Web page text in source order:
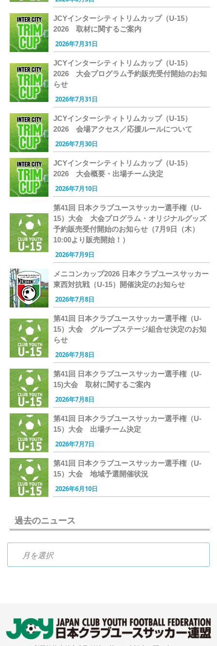
JCYインターシティトリムカップ（U-15）
2026 取材に関するご案内
2026年7月31日
JCYインターシティトリムカップ（U-15）
2026 大会プログラム予約販売受付開始のお知
らせ
2026年7月31日
JCYインターシティトリムカップ（U-15）
2026 会場アクセス／応援ルールについて
2026年7月30日
JCYインターシティトリムカップ（U-15）
2026 大会概要・出場チーム決定
2026年7月10日
第41回 日本クラブユースサッカー選手権（U-
15）大会 大会プログラム・オリジナルグッズ
予約販売受付開始のお知らせ（7月9日（木）
10:00より販売開始！）
2026年7月9日
メニコンカップ2026 日本クラブユースサッカー
東西対抗戦（U-15）開催決定のお知らせ
2026年7月8日
第41回 日本クラブユースサッカー選手権（U-
15）大会 グループステージ組合せ決定のお知
らせ
2026年7月8日
第41回 日本クラブユースサッカー選手権（U-
15)大会 取材に関するご案内
2026年7月8日
第41回 日本クラブユースサッカー選手権（U-
15）大会 出場チーム決定
2026年7月7日
第41回 日本クラブユースサッカー選手権（U-
15）大会 地域予選開催状況
2026年6月10日
過去のニュース